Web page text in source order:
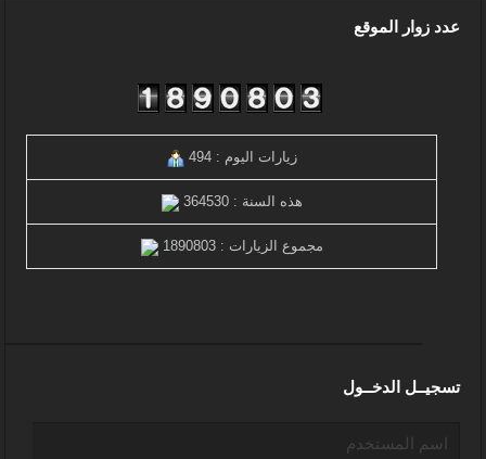
عدد زوار الموقع
زيارات اليوم : 494
هذه السنة : 364530
مجموع الزيارات : 1890803
تسجيــل الدخــول